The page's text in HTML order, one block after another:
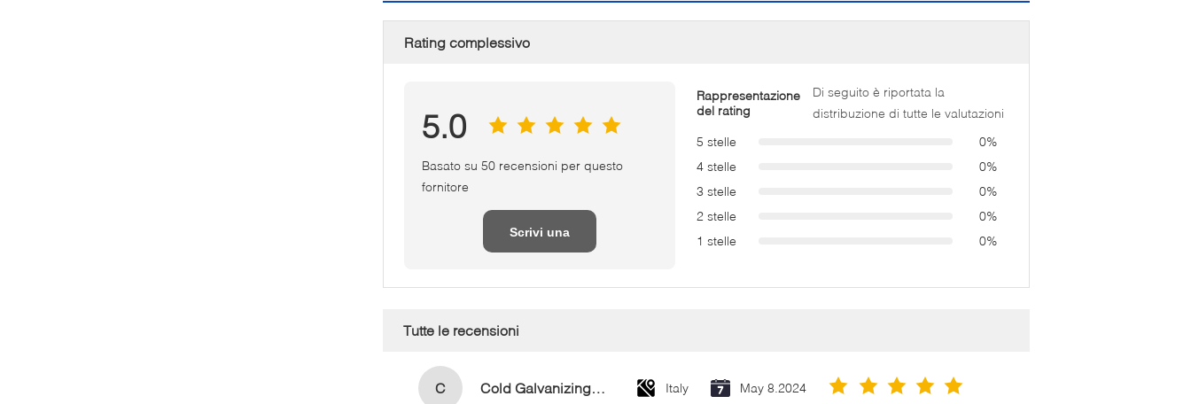
Rating complessivo
5.0
Basato su 50 recensioni per questo
fornitore
Scrivi una
Rappresentazione
del rating
Di seguito è riportata la
distribuzione di tutte le valutazioni
5 stelle
0%
4 stelle
0%
3 stelle
0%
2 stelle
0%
1 stelle
0%
Tutte le recensioni
C Cold Galvanizing Zinc Spray Paint 400ml Italy May 8.2024